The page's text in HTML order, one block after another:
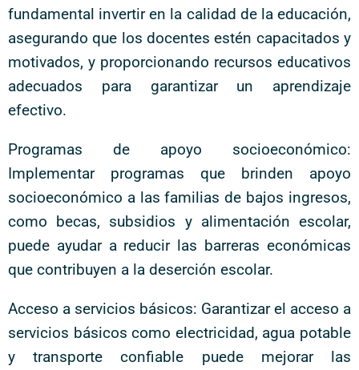
fundamental invertir en la calidad de la educación,
asegurando que los docentes estén capacitados y
motivados, y proporcionando recursos educativos
adecuados para garantizar un aprendizaje
efectivo.
Programas de apoyo socioeconómico:
Implementar programas que brinden apoyo
socioeconómico a las familias de bajos ingresos,
como becas, subsidios y alimentación escolar,
puede ayudar a reducir las barreras económicas
que contribuyen a la deserción escolar.
Acceso a servicios básicos: Garantizar el acceso a
servicios básicos como electricidad, agua potable
y transporte confiable puede mejorar las